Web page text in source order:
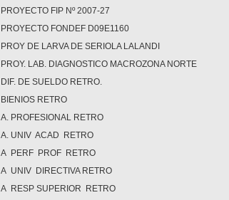
PROYECTO FIP Nº 2007-27
PROYECTO FONDEF D09E1160
PROY DE LARVA DE SERIOLA LALANDI
PROY. LAB. DIAGNOSTICO MACROZONA NORTE
DIF. DE SUELDO RETRO.
BIENIOS RETRO
A. PROFESIONAL RETRO
A. UNIV ACAD RETRO
A PERF PROF RETRO
A UNIV DIRECTIVA RETRO
A RESP SUPERIOR RETRO